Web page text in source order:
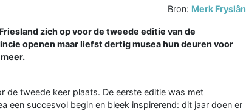
Bron: Merk Fryslân
zich op voor de tweede editie van de
openen maar liefst dertig musea hun deuren voor
de tweede keer plaats. De eerste editie was met
een succesvol begin en bleek inspirerend: dit jaar doen er